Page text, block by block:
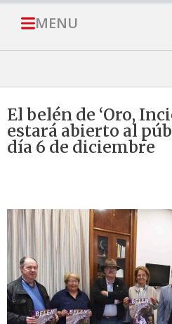
MENU
El belén de ‘Oro,
estará abierto al
día 6 de diciembre